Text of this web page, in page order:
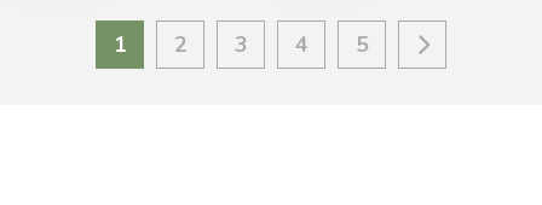
1 2 3 4 5